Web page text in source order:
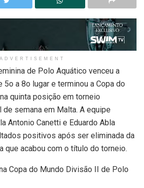
ADVERTISEMENT
de Polo Aquático venceu a
a 8o lugar e terminou a Copa do
quinta posição em torneio
semana em Malta. A equipe
Antonio Canetti e Eduardo Abla
positivos após ser eliminada da
que acabou com o título do torneio.
Copa do Mundo Divisão II de Polo